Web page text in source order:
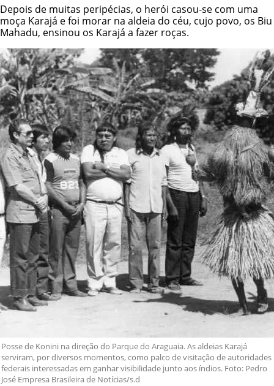
Depois de muitas peripécias, o herói casou-se com uma
moça Karajá e foi morar na aldeia do céu, cujo povo, os Biu
Mahadu, ensinou os Karajá a fazer roças.
Posse de Konini na direção do Parque do Araguaia. As aldeias Karajá
serviram, por diversos momentos, como palco de visitação de autoridades
federais interessadas em ganhar visibilidade junto aos índios. Foto: Pedro
José Empresa Brasileira de Notícias/s.d